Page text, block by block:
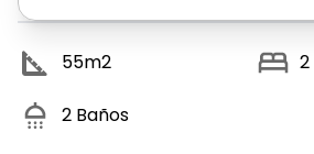
55m2 2
2 Baños